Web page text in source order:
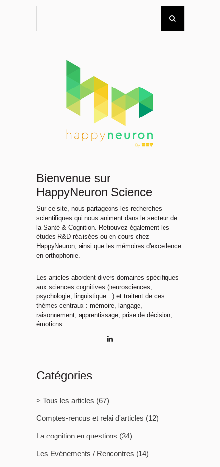
Bienvenue sur
HappyNeuron Science
Sur ce site, nous partageons les recherches
scientifiques qui nous animent dans le secteur de
la Santé & Cognition. Retrouvez également les
études R&D réalisées ou en cours chez
HappyNeuron, ainsi que les mémoires d'excellence
en orthophonie.
Les articles abordent divers domaines spécifiques
aux sciences cognitives (neurosciences,
psychologie, linguistique…) et traitent de ces
thèmes centraux : mémoire, langage,
raisonnement, apprentissage, prise de décision,
émotions…
Catégories
> Tous les articles (67)
Comptes-rendus et relai d'articles (12)
La cognition en questions (34)
Les Evénements / Rencontres (14)